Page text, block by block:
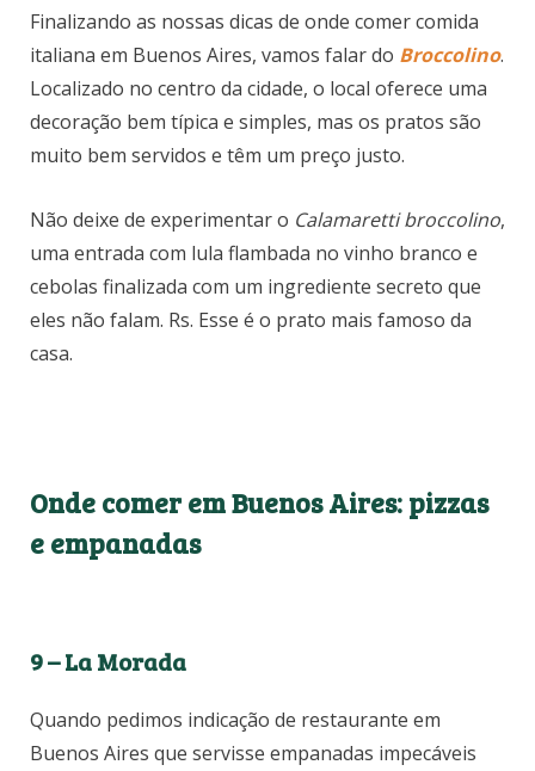
Finalizando as nossas dicas de onde comer comida
italiana em Buenos Aires, vamos falar do Broccolino.
Localizado no centro da cidade, o local oferece uma
decoração bem típica e simples, mas os pratos são
muito bem servidos e têm um preço justo.
Não deixe de experimentar o Calamaretti broccolino,
uma entrada com lula flambada no vinho branco e
cebolas finalizada com um ingrediente secreto que
eles não falam. Rs. Esse é o prato mais famoso da
casa.
Onde comer em Buenos Aires: pizzas
e empanadas
9 – La Morada
Quando pedimos indicação de restaurante em
Buenos Aires que servisse empanadas impecáveis